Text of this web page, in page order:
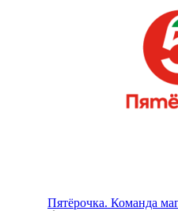
Пятёрочка. Команда